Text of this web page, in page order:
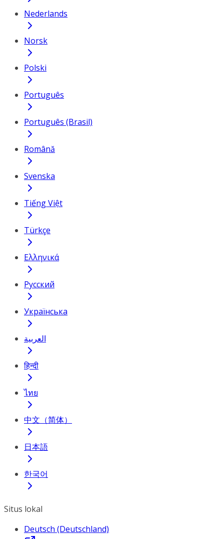
Nederlands
Norsk
Polski
Português
Português (Brasil)
Română
Svenska
Tiếng Việt
Türkçe
Ελληνικά
Русский
Українська
العربية
हिन्दी
ไทย
中文（简体）
日本語
한국어
Situs lokal
Deutsch (Deutschland)